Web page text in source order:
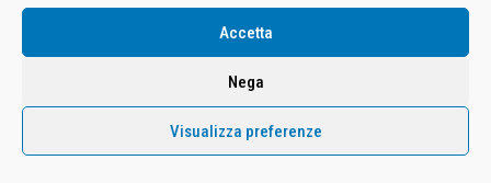
Accetta
Nega
Visualizza preferenze